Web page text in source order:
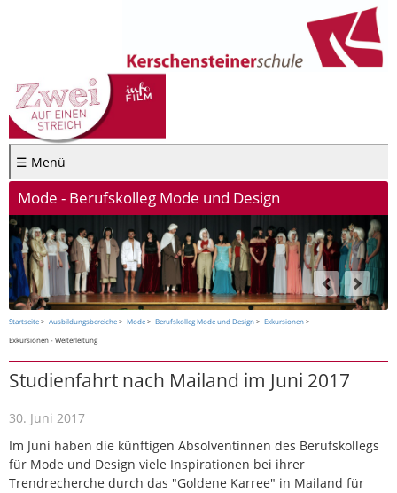
☰ Menü
Mode - Berufskolleg Mode und Design
Startseite Ausbildungsbereiche Mode Berufskolleg Mode und Design
Exkursionen
Exkursionen - Weiterleitung
Studienfahrt nach Mailand im Juni 2017
30. Juni 2017
Im Juni haben die künftigen Absolventinnen des Berufskollegs
für Mode und Design viele Inspirationen bei ihrer
Trendrecherche durch das "Goldene Karree" in Mailand für